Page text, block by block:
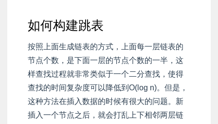
如何构建跳表
按照上面生成链表的方式，上面每一层链表的
节点个数，是下面一层的节点个数的一半，这
样查找过程就非常类似于一个二分查找，使得
查找的时间复杂度可以降低到O(log n)。但是，
这种方法在插入数据的时候有很大的问题。新
插入一个节点之后，就会打乱上下相邻两层链